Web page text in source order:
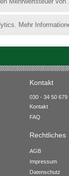
Mehr
Kontakt
030 - 34 50 679
Kontakt
FAQ
Rechtliches
AGB
Impressum
Datenschutz